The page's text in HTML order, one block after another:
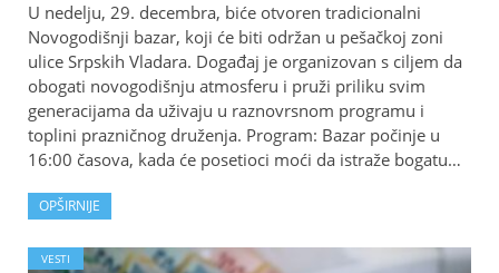
U nedelju, 29. decembra, biće otvoren tradicionalni
Novogodišnji bazar, koji će biti održan u pešačkoj zoni
ulice Srpskih Vladara. Događaj je organizovan s ciljem da
obogati novogodišnju atmosferu i pruži priliku svim
generacijama da uživaju u raznovrsnom programu i
toplini prazničnog druženja. Program: Bazar počinje u
16:00 časova, kada će posetioci moći da istraže bogatu…
OPŠIRNIJE
VESTI